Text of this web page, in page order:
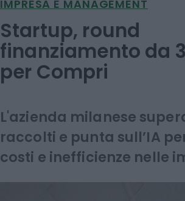
IMPRESA E MANAGEMENT
Startup, round
finanziamento da
per Compri
L'azienda milanese
raccolti e punta sull’IA
costi e inefficienze nelle